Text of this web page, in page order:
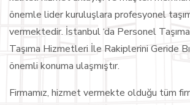
önemle lider kuruluşlara profesyonel
vermektedir. İstanbul ‘da Personel
Taşıma Hizmetleri İle Rakiplerini Geride
önemli konuma ulaşmıştır.
Firmamız, hizmet vermekte olduğu tüm